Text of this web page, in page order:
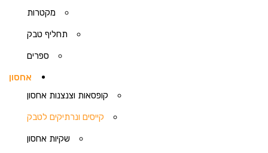
מקטרות
תחליף טבק
ספרים
אחסון
קופסאות וצנצנות אחסון
קייסים ונרתיקים לטבק
שקיות אחסון